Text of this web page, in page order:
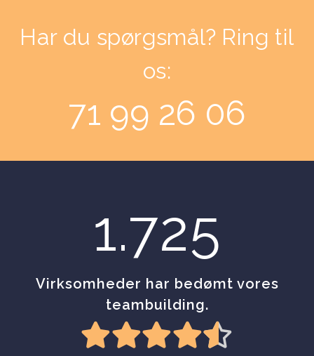
Har du spørgsmål? Ring til
os:
71 99 26 06
1.725
Virksomheder har bedømt vores
teambuilding.